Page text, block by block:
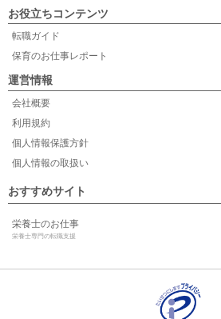
お役立ちコンテンツ
転職ガイド
保育のお仕事レポート
運営情報
会社概要
利用規約
個人情報保護方針
個人情報の取扱い
おすすめサイト
栄養士のお仕事
栄養士専門の転職支援